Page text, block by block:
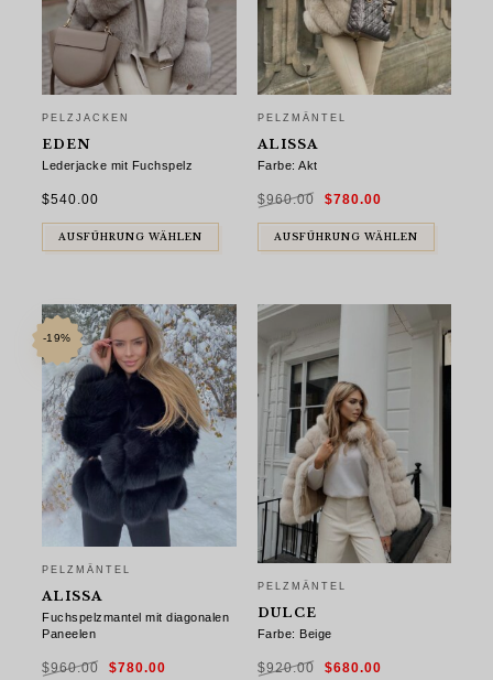
PELZJACKEN
EDEN
Lederjacke mit Fuchspelz
$540.00
AUSFÜHRUNG WÄHLEN
PELZMÄNTEL
ALISSA
Farbe: Akt
$960.00
Ursprünglicher
Preis
$960.00
$780.00Preis
$780.00.
AUSFÜHRUNG WÄHLEN
-19%
PELZMÄNTEL
ALISSA
Fuchspelzmantel mit diagonalen
Paneelen
$960.00
Ursprünglicher
Preis
$780.00
PELZMÄNTEL
DULCE
Farbe: Beige
$920.00
Ursprünglicher
Preis
$680.00Preis